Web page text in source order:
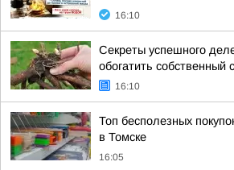
16:10
Секреты успешного
обогатить собственный
16:10
Топ бесполезных
в Томске
16:05